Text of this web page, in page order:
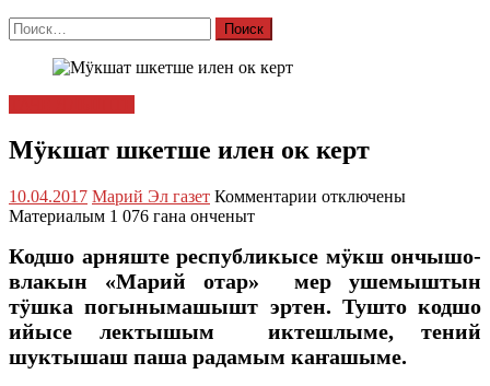
Найти:
Мӱкшат шкетше илен ок керт
10.04.2017 Марий Эл газет Комментарии к
шкетше
илен
ок
керт
отключены
Материалым 1 076 гана онченыт
Кодшо арняште республикысе мӱкш ончышо-
влакын «Марий отар» мер ушемыштын
тӱшка погынымашышт эртен. Тушто кодшо
ийысе лектышым иктешлыме, тений
шуктышаш паша радамым каҥашыме.